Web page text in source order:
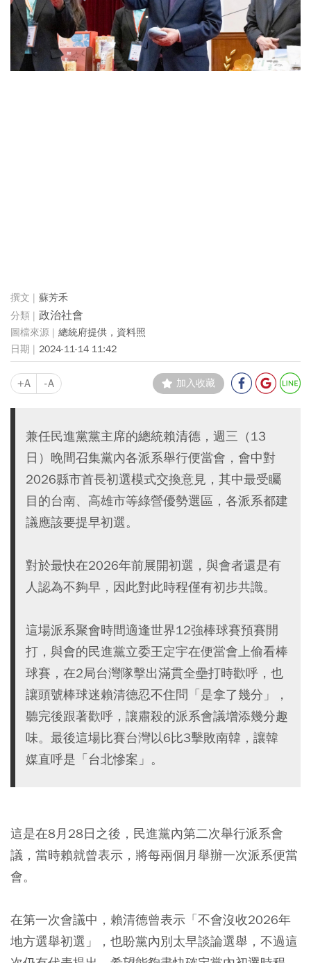
蘇芳禾
政治社會
總統府提供，資料照
2024-11-14 11:42
+A -A 加入收藏
兼任民進黨黨主席的總統賴清德，週三（13
日）晚間召集黨內各派系舉行便當會，會中對
2026縣市首長初選模式交換意見，其中最受矚
目的台南、高雄市等綠營優勢選區，各派系都建
議應該要提早初選。
對於最快在2026年前展開初選，與會者還是有
人認為不夠早，因此對此時程僅有初步共識。
這場派系聚會時間適逢世界12強棒球賽預賽開
打，與會的民進黨立委王定宇在便當會上偷看棒
球賽，在2局台灣隊擊出滿貫全壘打時歡呼，也
讓頭號棒球迷賴清德忍不住問「是拿了幾分」，
聽完後跟著歡呼，讓肅殺的派系會議增添幾分趣
味。最後這場比賽台灣以6比3擊敗南韓，讓韓
媒直呼是「台北慘案」。
這是在8月28日之後，民進黨內第二次舉行派系會
議，當時賴就曾表示，將每兩個月舉辦一次派系便當
會。
在第一次會議中，賴清德曾表示「不會沒收2026年
地方選舉初選」，也盼黨內別太早談論選舉，不過這